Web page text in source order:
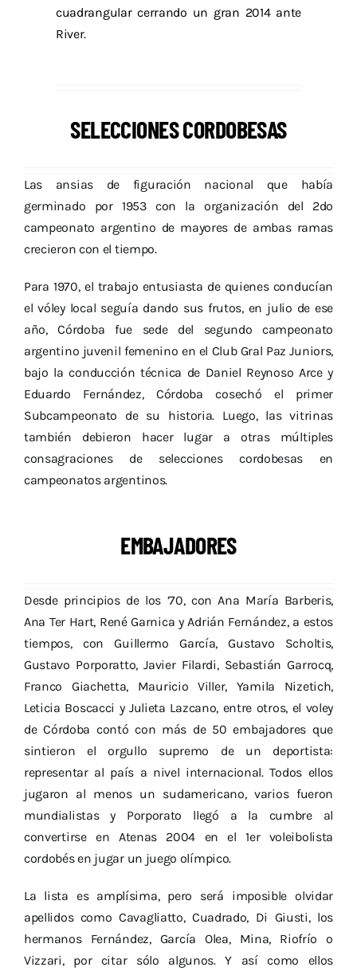
cuadrangular cerrando un gran 2014 ante
River.
SELECCIONES CORDOBESAS
Las ansias de figuración nacional que había
germinado por 1953 con la organización del 2do
campeonato argentino de mayores de ambas ramas
crecieron con el tiempo.
Para 1970, el trabajo entusiasta de quienes conducían
el vóley local seguía dando sus frutos, en julio de ese
año, Córdoba fue sede del segundo campeonato
argentino juvenil femenino en el Club Gral Paz Juniors,
bajo la conducción técnica de Daniel Reynoso Arce y
Eduardo Fernández, Córdoba cosechó el primer
Subcampeonato de su historia. Luego, las vitrinas
también debieron hacer lugar a otras múltiples
consagraciones de selecciones cordobesas en
campeonatos argentinos.
EMBAJADORES
Desde principios de los ’70, con Ana María Barberis,
Ana Ter Hart, René Garnica y Adrián Fernández, a estos
tiempos, con Guillermo García, Gustavo Scholtis,
Gustavo Porporatto, Javier Filardi, Sebastián Garrocq,
Franco Giachetta, Mauricio Viller, Yamila Nizetich,
Leticia Boscacci y Julieta Lazcano, entre otros, el voley
de Córdoba contó con más de 50 embajadores que
sintieron el orgullo supremo de un deportista:
representar al país a nivel internacional. Todos ellos
jugaron al menos un sudamericano, varios fueron
mundialistas y Porporato llegó a la cumbre al
convertirse en Atenas 2004 en el 1er voleibolista
cordobés en jugar un juego olímpico.
La lista es amplísima, pero será imposible olvidar
apellidos como Cavagliatto, Cuadrado, Di Giusti, los
hermanos Fernández, García Olea, Mina, Riofrío o
Vizzari, por citar sólo algunos. Y así como ellos